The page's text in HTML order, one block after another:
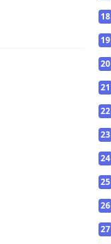
18
19
20
21
22
23
24
25
26
27